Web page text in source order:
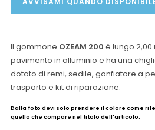
Il gommone OZEAM 200 è lungo 2,00
pavimento in alluminio e ha una
dotato di remi, sedile, gonfiatore a
trasporto e kit di riparazione.
Dalla foto devi solo prendere il colore come
quello che compare nel titolo dell'articolo.